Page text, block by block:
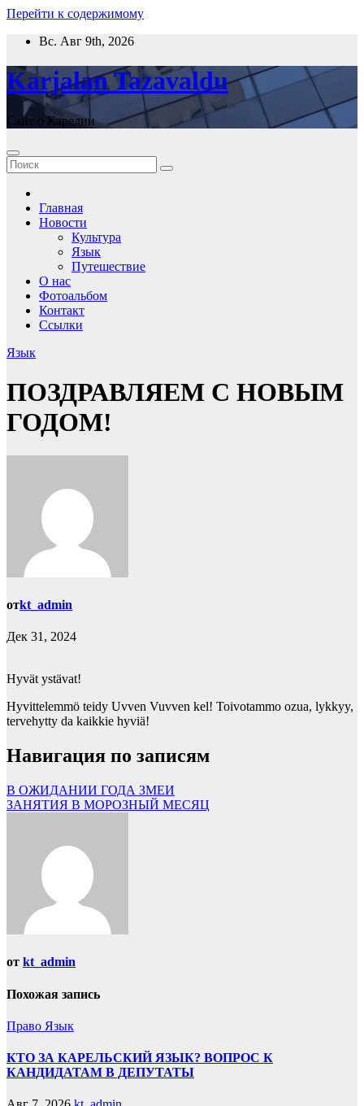
Перейти к содержимому
Вс. Авг 9th, 2026
Karjalan Tazavaldu
Сайт о Карелии
Главная
Новости
Культура
Язык
Путешествие
О нас
Фотоальбом
Контакт
Ссылки
Язык
ПОЗДРАВЛЯЕМ С НОВЫМ
ГОДОМ!
отkt_admin
Дек 31, 2024
Hyvät ystävat!
Hyvittelemmö teidy Uvven Vuvven kel! Toivotammo ozua, lykkyy,
tervehytty da kaikkie hyviä!
Навигация по записям
В ОЖИДАНИИ ГОДА ЗМЕИ
ЗАНЯТИЯ В МОРОЗНЫЙ МЕСЯЦ
от kt_admin
Похожая запись
Право Язык
КТО ЗА КАРЕЛЬСКИЙ ЯЗЫК? ВОПРОС К
КАНДИДАТАМ В ДЕПУТАТЫ